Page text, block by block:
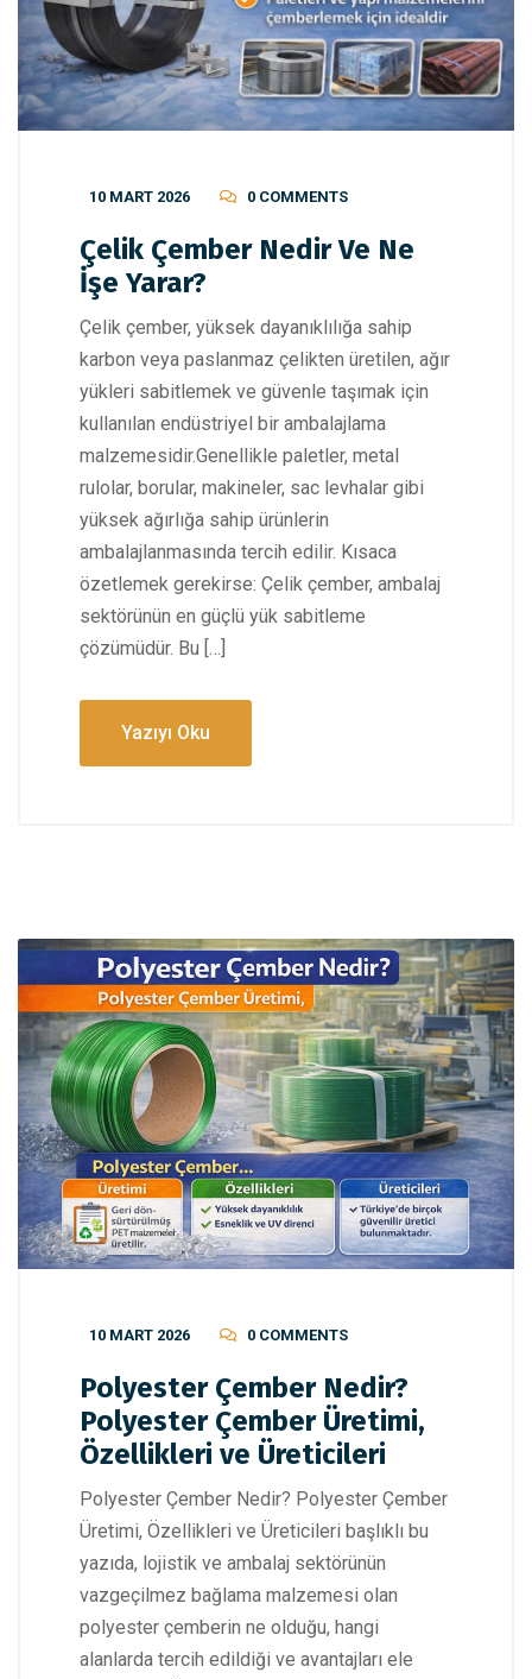
10 MART 2026 0 COMMENTS
Çelik Çember Nedir Ve Ne
İşe Yarar?
Çelik çember, yüksek dayanıklılığa sahip
karbon veya paslanmaz çelikten üretilen, ağır
yükleri sabitlemek ve güvenle taşımak için
kullanılan endüstriyel bir ambalajlama
malzemesidir.Genellikle paletler, metal
rulolar, borular, makineler, sac levhalar gibi
yüksek ağırlığa sahip ürünlerin
ambalajlanmasında tercih edilir. Kısaca
özetlemek gerekirse: Çelik çember, ambalaj
sektörünün en güçlü yük sabitleme
çözümüdür. Bu […]
Yazıyı Oku
10 MART 2026 0 COMMENTS
Polyester Çember Nedir?
Polyester Çember Üretimi,
Özellikleri ve Üreticileri
Polyester Çember Nedir? Polyester Çember
Üretimi, Özellikleri ve Üreticileri başlıklı bu
yazıda, lojistik ve ambalaj sektörünün
vazgeçilmez bağlama malzemesi olan
polyester çemberin ne olduğu, hangi
alanlarda tercih edildiği ve avantajları ele